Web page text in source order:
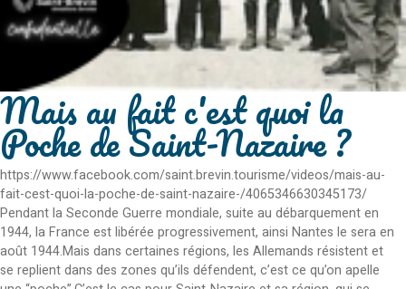
Mais au fait c'est quoi la
Poche de Saint-Nazaire ?
https://www.facebook.com/saint.brevin.tourisme/videos/mais-au-
fait-cest-quoi-la-poche-de-saint-nazaire-/4065346630345173/
Pendant la Seconde Guerre mondiale, suite au débarquement en
1944, la France est libérée progressivement, ainsi Nantes le sera en
août 1944.Mais dans certaines régions, les Allemands résistent et
se replient dans des zones qu’ils défendent, c’est ce qu’on apelle